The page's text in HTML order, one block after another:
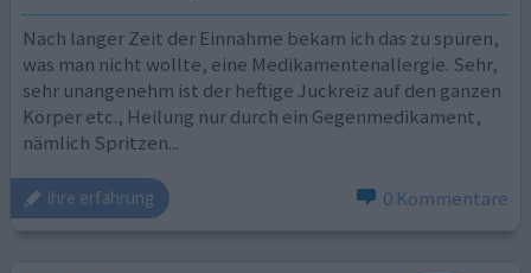
Nach langer Zeit der Einnahme bekam ich das zu spüren,
was man nicht wollte, eine Medikamentenallergie. Sehr,
sehr unangenehm ist der heftige Juckreiz auf den ganzen
Körper etc., Heilung nur durch ein Gegenmedikament,
nämlich Spritzen...
ihre erfahrung 0 Kommentare